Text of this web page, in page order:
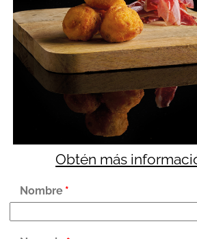
Obtén más
Nombre *